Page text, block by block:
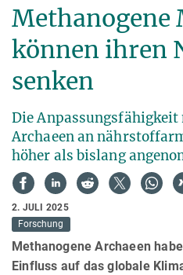
Methanogene
können ihren
senken
Die
Archaeen an
höher als bislang
2. JULI 2025
Forschung
Methanogene Archaeen
Einfluss auf das globale